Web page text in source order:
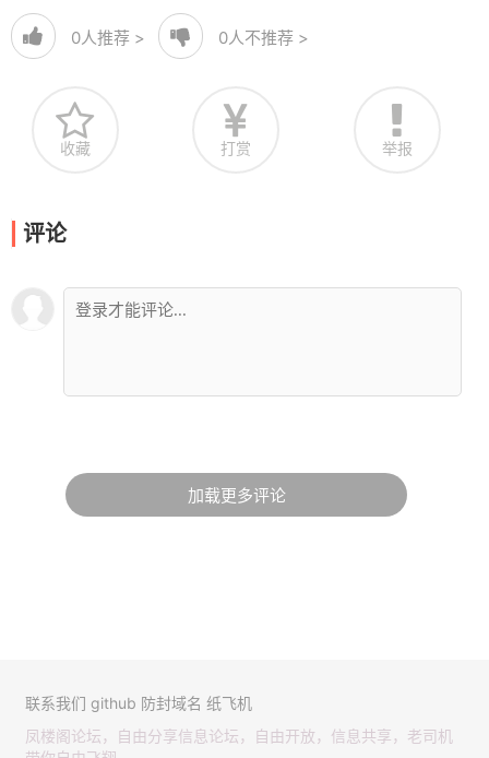
0人推荐 > 0人不推荐 >
收藏 打赏 举报
评论
加载更多评论
联系我们 github 防封域名 纸飞机
凤楼阁论坛，自由分享信息论坛，自由开放，信息共享，老司机